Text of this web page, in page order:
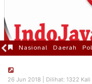
Nasional Daerah
26 Jun 2018 | Dilihat: 1322 Kali